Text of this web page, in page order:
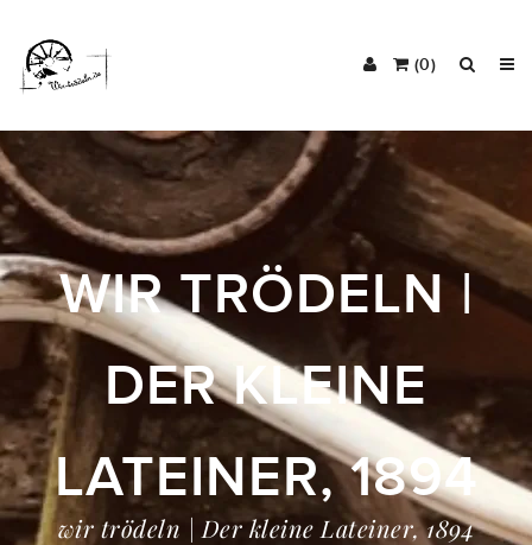
(0)
WIR TRÖDELN |
DER KLEINE
LATEINER, 1894
wir trödeln | Der kleine Lateiner, 1894